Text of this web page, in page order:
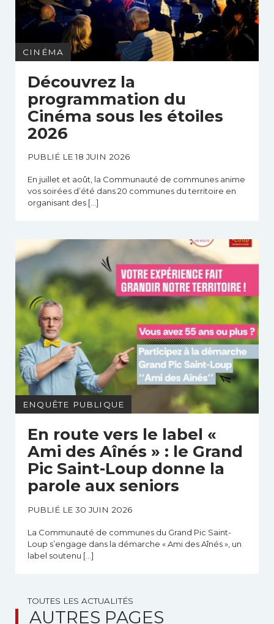
CINÉMA
Découvrez la
programmation du
Cinéma sous les étoiles
2026
PUBLIÉ LE 18 JUIN 2026
En juillet et août, la Communauté de communes anime
vos soirées d’été dans 20 communes du territoire en
organisant des […]
ENQUÊTE PUBLIQUE
En route vers le label «
Ami des Aînés » : le Grand
Pic Saint-Loup donne la
parole aux seniors
PUBLIÉ LE 30 JUIN 2026
La Communauté de communes du Grand Pic Saint-
Loup s’engage dans la démarche « Ami des Aînés », un
label soutenu […]
TOUTES LES ACTUALITÉS
AUTRES PAGES